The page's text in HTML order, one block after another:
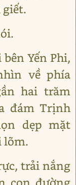
giết.
Yến Phi,
về phía
hai trăm
đám Trịnh
dẹp mặt
lõm.
trải nắng